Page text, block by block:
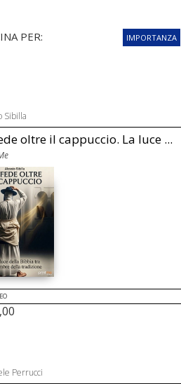
PER: IMPORTANZA
Sibilla
oltre il cappuccio. La luce ...
Perrucci